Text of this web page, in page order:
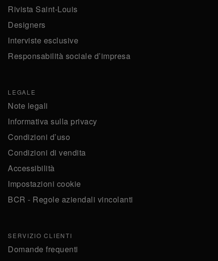
Rivista Saint-Louis
Designers
Interviste esclusive
Responsabilità sociale d’impresa
LEGALE
Note legali
Informativa sulla privacy
Condizioni d’uso
Condizioni di vendita
Accessibilità
Impostazioni cookie
BCR - Regole aziendali vincolanti
SERVIZIO CLIENTI
Domande frequenti